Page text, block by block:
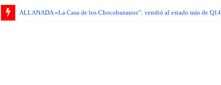
ALLANADA «La Casa de los Chocobananos”: vendió al estado más de